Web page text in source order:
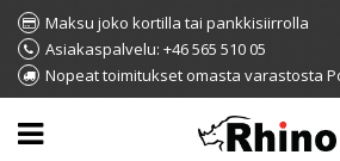
Maksu joko kortilla tai pankkisiirrolla
Asiakaspalvelu: +46 565 510 05
Nopeat toimitukset omasta varastosta